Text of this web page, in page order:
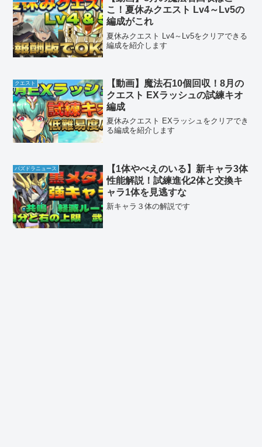
こ！夏休みクエスト Lv4～Lv5の
編成がこれ
夏休みクエスト Lv4～Lv5をクリアできる
編成を紹介します
クエスト
【動画】魔法石10個回収！8月の
クエスト EXラッシュの試練キオ
編成
夏休みクエスト EXラッシュをクリアでき
る編成を紹介します
パズドラニュース
【1体やべえのいる】新キャラ3体
性能解説！試練進化2体と交換キ
ャラ1体を見逃すな
新キャラ３体の解説です